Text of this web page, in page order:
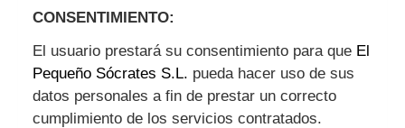
CONSENTIMIENTO:
El usuario prestará su consentimiento para que El
Pequeño Sócrates S.L. pueda hacer uso de sus
datos personales a fin de prestar un correcto
cumplimiento de los servicios contratados.